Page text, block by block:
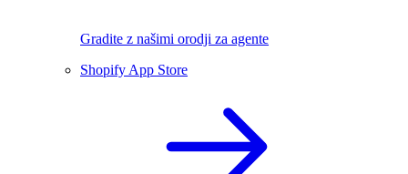
Gradite z našimi orodji za agente
Shopify App Store